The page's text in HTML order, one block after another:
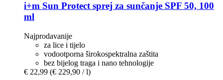
i+m Sun Protect sprej za sunčanje SPF 50, 100
ml
Najprodavanije
za lice i tijelo
vodootporna širokospektralna zaštita
bez bijelog traga i nano tehnologije
€ 22,99 (€ 229,90 / l)